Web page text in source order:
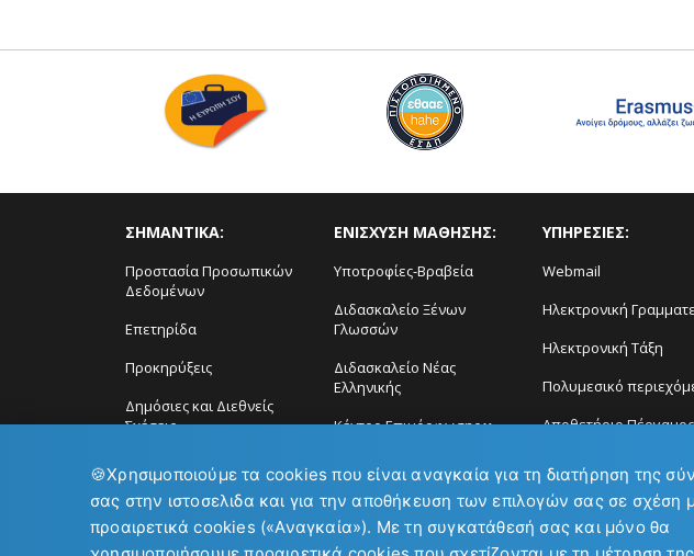
ΣΗΜΑΝΤΙΚΑ:
Προστασία Προσωπικών
Δεδομένων
Επετηρίδα
Προκηρύξεις
Δημόσιες και Διεθνείς
Σχέσεις
ΕΝΙΣΧΥΣΗ ΜΑΘΗΣΗΣ:
Υποτροφίες-Βραβεία
Διδασκαλείο Ξένων
Γλωσσών
Διδασκαλείο Νέας
Ελληνικής
Κέντρο Επιμόρφωσης ϗ
ΥΠΗΡΕΣΙΕΣ:
Webmail
Ηλεκτρονική
Ηλεκτρονική Τάξη
Πολυμεσικό
Αποθετήριο Πέργαμος
Διάγνωση και
Φαινομένων
🍪Χρησιμοποιούμε τα cookies που είναι αναγκαία για τη διατήρηση της
σας στην ιστοσελιδα και για την αποθήκευση των επιλογών σας σε σχέση
προαιρετικά cookies («Αναγκαία»). Με τη συγκατάθεσή σας και μόνο θα